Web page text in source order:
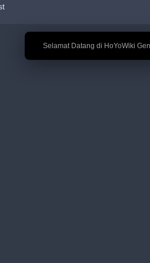
🎉 Selamat Datang di HoYoWiki